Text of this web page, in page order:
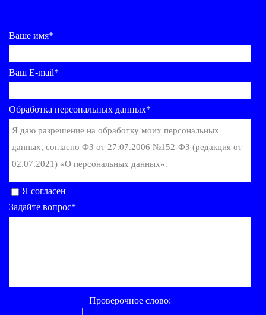
Ваше имя*
Ваш E-mail*
Обработка персональных данных*
Я даю разрешение на обработку моих персональных
данных, согласно ФЗ от 27.07.2006 №152-ФЗ (редакция от
02.07.2021) «О персональных данных».
Я согласен
Задайте вопрос*
Проверочное слово: